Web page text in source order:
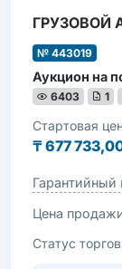
ГРУЗОВОЙ
№ 443019
Аукцион на
6403 1
Стартовая
₸ 677
Гарантийный
Цена
Статус